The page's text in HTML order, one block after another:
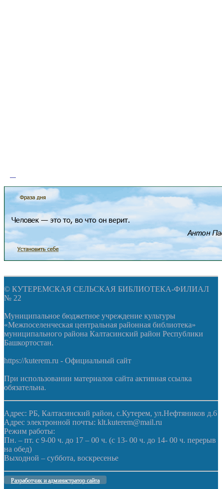
© КУТЕРЕМСКАЯ СЕЛЬСКАЯ БИБЛИОТЕКА-ФИЛИАЛ
№ 22
Муниципальное бюджетное учреждение культуры
«Межпоселенческая центральная районная библиотека»
муниципального района Калтасинский район Республики
Башкортостан.
https://kuterem.ru - Официальный сайт
При использовании материалов сайта активная ссылка
обязательна.
Адрес: РБ, Калтасинский район, с.Кутерем, ул.Нефтяников д.6
Адрес электронной почты: klt.kuterem@mail.ru
Режим работы:
Пн. – пт. с 9-00 ч. до 17 – 00 ч. (с 13- 00 ч. до 14- 00 ч. перерыв
на обед)
Выходной – суббота, воскресенье
Разработчик и администратор сайта